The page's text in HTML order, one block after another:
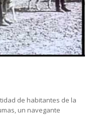
de habitantes de la
un navegante